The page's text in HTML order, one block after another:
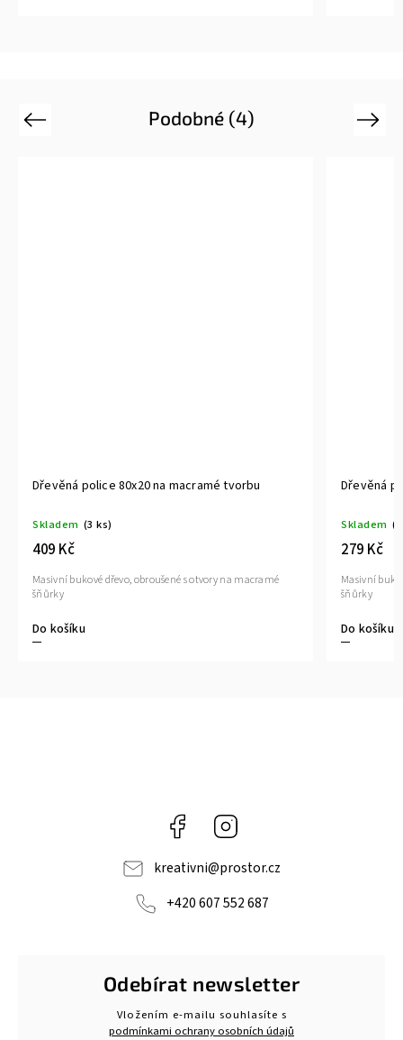
Podobné (4)
Previous
na macramé tvorbu
obroušené s otvory na macramé
Dřevěná police 40x20 na
Masivní bukové dřevo, obroušené s
Next
Facebook
kreativni@prostor.cz
+420 607 552 687
Odebírat newsletter
Vložením e-mailu souhlasíte s
podmínkami ochrany osobních údajů